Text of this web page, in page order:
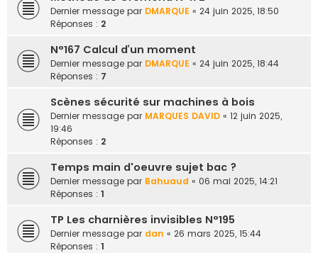
Dernier message par DMARQUE « 24 juin 2025, 18:50
Réponses : 2
N°167 Calcul d’un moment
Dernier message par DMARQUE « 24 juin 2025, 18:44
Réponses : 7
Scènes sécurité sur machines à bois
Dernier message par MARQUES DAVID « 12 juin 2025,
19:46
Réponses : 2
Temps main d'oeuvre sujet bac ?
Dernier message par Bahuaud « 06 mai 2025, 14:21
Réponses : 1
TP Les charnières invisibles N°195
Dernier message par dan « 26 mars 2025, 15:44
Réponses : 1